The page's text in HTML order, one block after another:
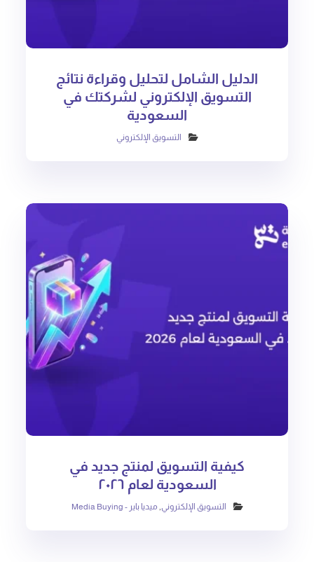
الدليل الشامل لتحليل وقراءة نتائج
التسويق الإلكتروني لشركتك في
السعودية
التسويق الإلكتروني
كيفية التسويق لمنتج جديد في
السعودية لعام ٢٠٢٦
التسويق الإلكتروني ميديا باير - Media Buying